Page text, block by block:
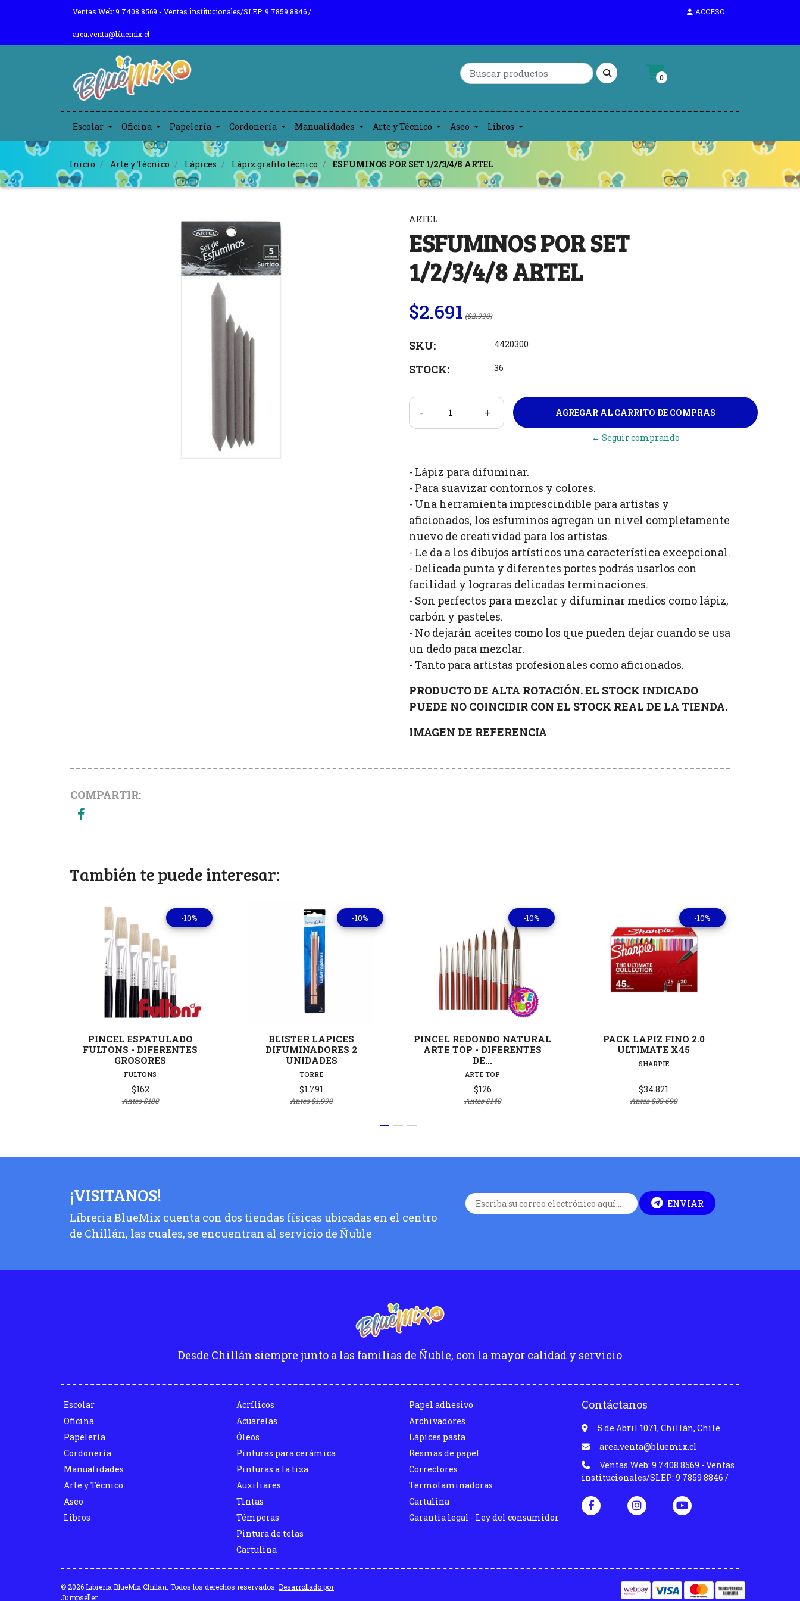
Ventas Web: 9 7408 8569 - Ventas institucionales/SLEP: 9 7859 8846 /
area.venta@bluemix.cl
ACCESO
0
Escolar Oficina Papelería Cordonería Manualidades Arte y Técnico Aseo Libros
Inicio Arte y Técnico Lápices Lápiz grafito técnico ESFUMINOS POR SET 1/2/3/4/8 ARTEL
ARTEL
ESFUMINOS POR SET
1/2/3/4/8 ARTEL
$2.691 ($2.990)
SKU: 4420300
STOCK: 36
- +
← Seguir comprando
- Lápiz para difuminar.
- Para suavizar contornos y colores.
- Una herramienta imprescindible para artistas y
aficionados, los esfuminos agregan un nivel completamente
nuevo de creatividad para los artistas.
- Le da a los dibujos artísticos una característica excepcional.
- Delicada punta y diferentes portes podrás usarlos con
facilidad y lograras delicadas terminaciones.
- Son perfectos para mezclar y difuminar medios como lápiz,
carbón y pasteles.
- No dejarán aceites como los que pueden dejar cuando se usa
un dedo para mezclar.
- Tanto para artistas profesionales como aficionados.
PRODUCTO DE ALTA ROTACIÓN. EL STOCK INDICADO
PUEDE NO COINCIDIR CON EL STOCK REAL DE LA TIENDA.
IMAGEN DE REFERENCIA
COMPARTIR:
También te puede interesar:
-10%
PINCEL ESPATULADO
FULTONS - DIFERENTES
GROSORES
FULTONS
Ver detalles
$162
Antes$180
-10%
BLISTER LAPICES
DIFUMINADORES 2
UNIDADES
TORRE
$1.791
Antes$1.990
-10%
PINCEL REDONDO NATURAL
ARTE TOP - DIFERENTES
DE...
ARTE TOP
Ver detalles
$126
Antes$140
-10%
PACK LAPIZ FINO 2.0
ULTIMATE X45
SHARPIE
$34.821
Antes$38.690
¡VISITANOS!
Líbreria BlueMix cuenta con dos tiendas físicas ubicadas en el centro
de Chillán, las cuales, se encuentran al servicio de Ñuble
ENVIAR
Desde Chillán siempre junto a las familias de Ñuble, con la mayor calidad y servicio
Escolar
Oficina
Papelería
Cordonería
Manualidades
Arte y Técnico
Aseo
Libros
Acrílicos
Acuarelas
Óleos
Pinturas para cerámica
Pinturas a la tiza
Auxiliares
Tintas
Témperas
Pintura de telas
Cartulina
Papel adhesivo
Archivadores
Lápices pasta
Resmas de papel
Correctores
Termolaminadoras
Cartulina
Garantia legal - Ley del consumidor
Contáctanos
5 de Abril 1071, Chillán, Chile
area.venta@bluemix.cl
Ventas Web: 9 7408 8569 - Ventas
institucionales/SLEP: 9 7859 8846 /
© 2026 Librería BlueMix Chillán. Todos los derechos reservados. Desarrollado por
Jumpseller.